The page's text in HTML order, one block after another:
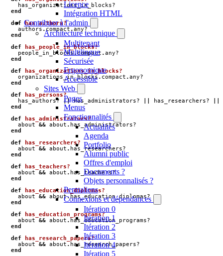
Licence
Intégration HTML
Contribuer à l'admin
Architecture technique
Multitenant
Multilingue
Sécurisée
Ergonomique
Accessible
Sites Web
Pages
Menus
Fonctionnalités
Actualités
Agenda
Portfolio
Alumni public
Offres d'emploi
Documents ?
Objets personnalisés ?
Permaliens
Connexions et dépendances
Itération 0
Itération 1
Itération 2
Itération 3
Itération 4
Itération 5
has_organizations_in_blocks?
end
def
has_authors?
authors . compact .any?
end
def
has_people_in_blocks?
people_in_blocks.compact .any?
end
def
has_organizations_in_blocks?
organizations_in_blocks . compact .any?
end
def
has_persons?
has_authors?
|| has_administrators? has_researchers?
end
def
has_administrators?
about
&& about . has_administrators?
end
def
has_researchers?
about
&& about . has_researchers?
end
def
has_teachers?
about
&& about . has_teachers?
end
def
has_education_diplomas?
about
&& about. has_education_diplomas?
end
def
has_education_programs?
about
&& about . has_education_programs?
end
def
has_research_papers?
about
&& about . has_research_papers?
end